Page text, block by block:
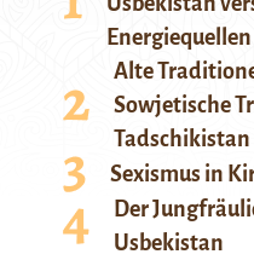
Alte
Sowjetische
Tadschikistan
Sexismus in
Der
Usbekistan